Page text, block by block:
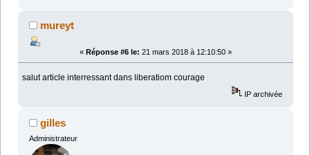
mureyt
« Réponse #6 le: 21 mars 2018 à 12:10:50 »
salut article interressant dans liberatiom courage
IP archivée
gilles
Administrateur